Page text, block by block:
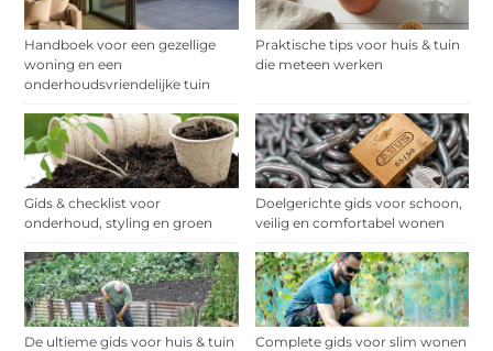
Handboek voor een gezellige
woning en een
onderhoudsvriendelijke tuin
Praktische tips voor huis & tuin
die meteen werken
Gids & checklist voor
onderhoud, styling en groen
Doelgerichte gids voor schoon,
veilig en comfortabel wonen
De ultieme gids voor huis & tuin
Complete gids voor slim wonen